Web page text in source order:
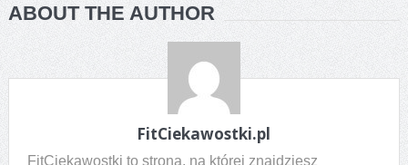
ABOUT THE AUTHOR
FitCiekawostki.pl
FitCiekawostki to strona, na której znajdziesz